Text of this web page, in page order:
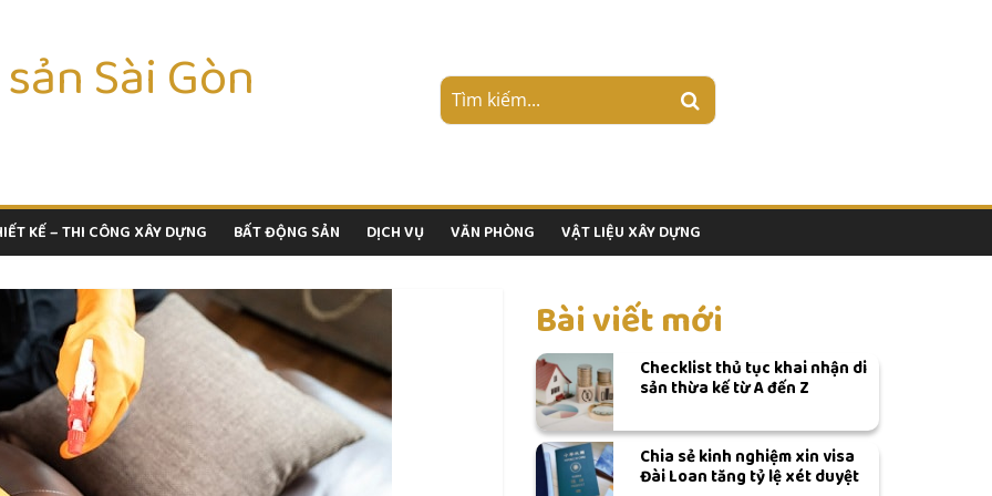
Sài Gòn
KẾ – THI CÔNG XÂY DỰNG BẤT ĐỘNG SẢN DỊCH VỤ VĂN PHÒNG VẬT LIỆU XÂY DỰNG
Bài viết mới
Checklist thủ tục khai nhận di
sản thừa kế từ A đến Z
Chia sẻ kinh nghiệm xin visa
Đài Loan tăng tỷ lệ xét duyệt